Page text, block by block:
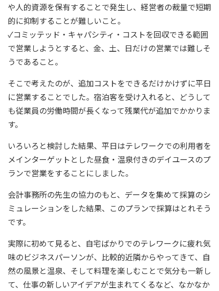
や人的資源を保有することで発生し、経営者の裁量で短期
的に抑制することが難しいこと。
✓コミッテッド・キャパシティ・コストを回収できる範囲
で営業しようとすると、金、土、日だけの営業では難しそ
うであること。
そこで考えたのが、追加コストをできるだけかけずに平日
に営業することでした。宿泊客を受け入れると、どうして
も従業員の労働時間が長くなって残業代が追加でかかりま
す。
いろいろと検討した結果、平日はテレワークでの利用者を
メインターゲットとした昼食・温泉付きのデイユースのプ
ランで営業をすることにしました。
会計事務所の先生の協力のもと、データを集めて採算のシ
ミュレーションをした結果、このプランで採算はとれそう
です。
実際に初めて見ると、自宅ばかりでのテレワークに疲れ気
味のビジネスパーソンが、比較的近隣からやってきて、自
然の風景と温泉、そして料理を楽しむことで気分も一新し
て、仕事の新しいアイデアが生まれてくるなど、なかなか